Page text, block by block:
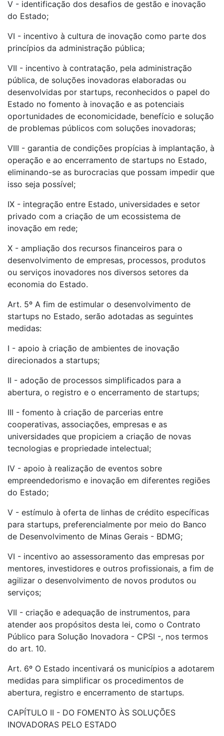
V - identificação dos desafios de gestão e inovação
do Estado;
VI - incentivo à cultura de inovação como parte dos
princípios da administração pública;
VII - incentivo à contratação, pela administração
pública, de soluções inovadoras elaboradas ou
desenvolvidas por startups, reconhecidos o papel do
Estado no fomento à inovação e as potenciais
oportunidades de economicidade, benefício e solução
de problemas públicos com soluções inovadoras;
VIII - garantia de condições propícias à implantação, à
operação e ao encerramento de startups no Estado,
eliminando-se as burocracias que possam impedir que
isso seja possível;
IX - integração entre Estado, universidades e setor
privado com a criação de um ecossistema de
inovação em rede;
X - ampliação dos recursos financeiros para o
desenvolvimento de empresas, processos, produtos
ou serviços inovadores nos diversos setores da
economia do Estado.
Art. 5º A fim de estimular o desenvolvimento de
startups no Estado, serão adotadas as seguintes
medidas:
I - apoio à criação de ambientes de inovação
direcionados a startups;
II - adoção de processos simplificados para a
abertura, o registro e o encerramento de startups;
III - fomento à criação de parcerias entre
cooperativas, associações, empresas e as
universidades que propiciem a criação de novas
tecnologias e propriedade intelectual;
IV - apoio à realização de eventos sobre
empreendedorismo e inovação em diferentes regiões
do Estado;
V - estímulo à oferta de linhas de crédito específicas
para startups, preferencialmente por meio do Banco
de Desenvolvimento de Minas Gerais - BDMG;
VI - incentivo ao assessoramento das empresas por
mentores, investidores e outros profissionais, a fim de
agilizar o desenvolvimento de novos produtos ou
serviços;
VII - criação e adequação de instrumentos, para
atender aos propósitos desta lei, como o Contrato
Público para Solução Inovadora - CPSI -, nos termos
do art. 10.
Art. 6º O Estado incentivará os municípios a adotarem
medidas para simplificar os procedimentos de
abertura, registro e encerramento de startups.
CAPÍTULO II - DO FOMENTO ÀS SOLUÇÕES
INOVADORAS PELO ESTADO